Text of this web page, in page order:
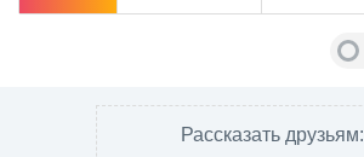
Рассказать друзьям: